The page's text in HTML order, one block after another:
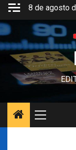
Saltar
contenido
8 de agosto
Menú
principal